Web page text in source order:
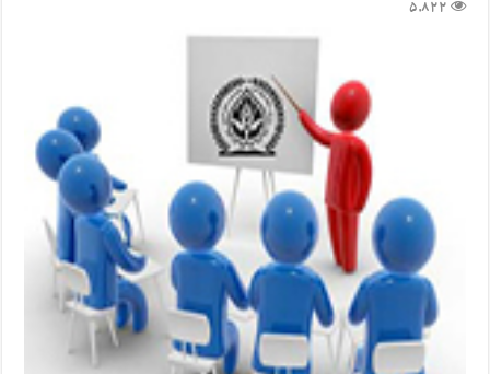
5,822